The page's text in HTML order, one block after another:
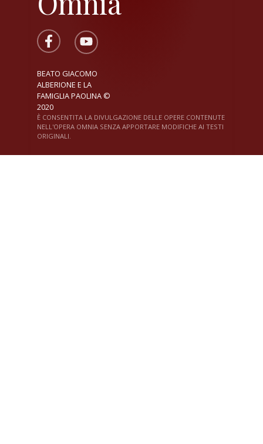
BEATO GIACOMO
ALBERIONE E LA
FAMIGLIA PAOLINA ©
2020
È CONSENTITA LA DIVULGAZIONE DELLE OPERE CONTENUTE
NELL'OPERA OMNIA SENZA APPORTARE MODIFICHE AI TESTI
ORIGINALI.